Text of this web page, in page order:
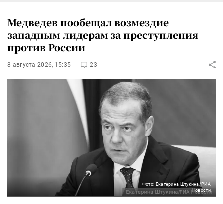
Медведев пообещал возмездие
западным лидерам за преступления
против России
8 августа 2026, 15:35 23
Фото: Екатерина Штукина/РИА
Новости